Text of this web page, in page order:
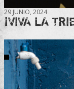
29 JUNIO, 2024
¡VIVA LA